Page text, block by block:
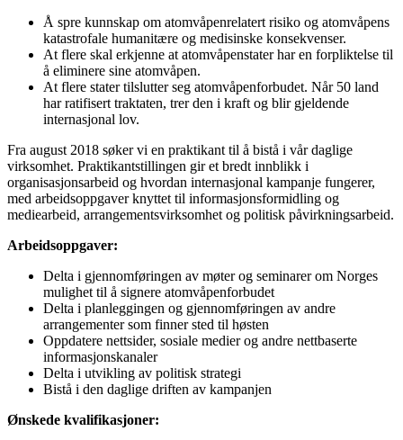
Å spre kunnskap om atomvåpenrelatert risiko og atomvåpens
katastrofale humanitære og medisinske konsekvenser.
At flere skal erkjenne at atomvåpenstater har en forpliktelse til
å eliminere sine atomvåpen.
At flere stater tilslutter seg atomvåpenforbudet. Når 50 land
har ratifisert traktaten, trer den i kraft og blir gjeldende
internasjonal lov.
Fra august 2018 søker vi en praktikant til å bistå i vår daglige
virksomhet. Praktikantstillingen gir et bredt innblikk i
organisasjonsarbeid og hvordan internasjonal kampanje fungerer,
med arbeidsoppgaver knyttet til informasjonsformidling og
mediearbeid, arrangementsvirksomhet og politisk påvirkningsarbeid.
Arbeidsoppgaver:
Delta i gjennomføringen av møter og seminarer om Norges
mulighet til å signere atomvåpenforbudet
Delta i planleggingen og gjennomføringen av andre
arrangementer som finner sted til høsten
Oppdatere nettsider, sosiale medier og andre nettbaserte
informasjonskanaler
Delta i utvikling av politisk strategi
Bistå i den daglige driften av kampanjen
Ønskede kvalifikasjoner: